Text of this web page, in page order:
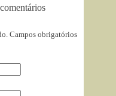
Campos obrigatórios